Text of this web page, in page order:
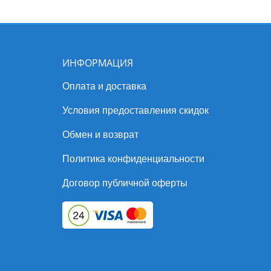
ИНФОРМАЦИЯ
Оплата и доставка
Условия предоставления скидок
Обмен и возврат
Политика конфиденциальности
Договор публичной оферты